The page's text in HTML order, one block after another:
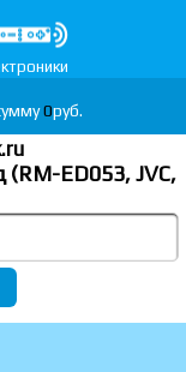
0руб.
ED053, JVC,